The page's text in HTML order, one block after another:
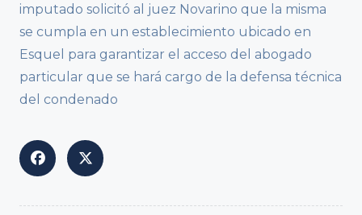
imputado solicitó al juez Novarino que la misma
se cumpla en un establecimiento ubicado en
Esquel para garantizar el acceso del abogado
particular que se hará cargo de la defensa técnica
del condenado